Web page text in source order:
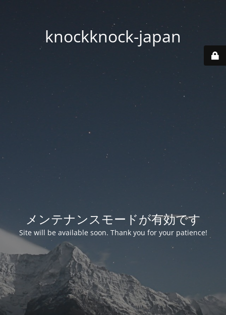
knockknock-japan
メンテナンスモードが有効です
Site will be available soon. Thank you for your patience!